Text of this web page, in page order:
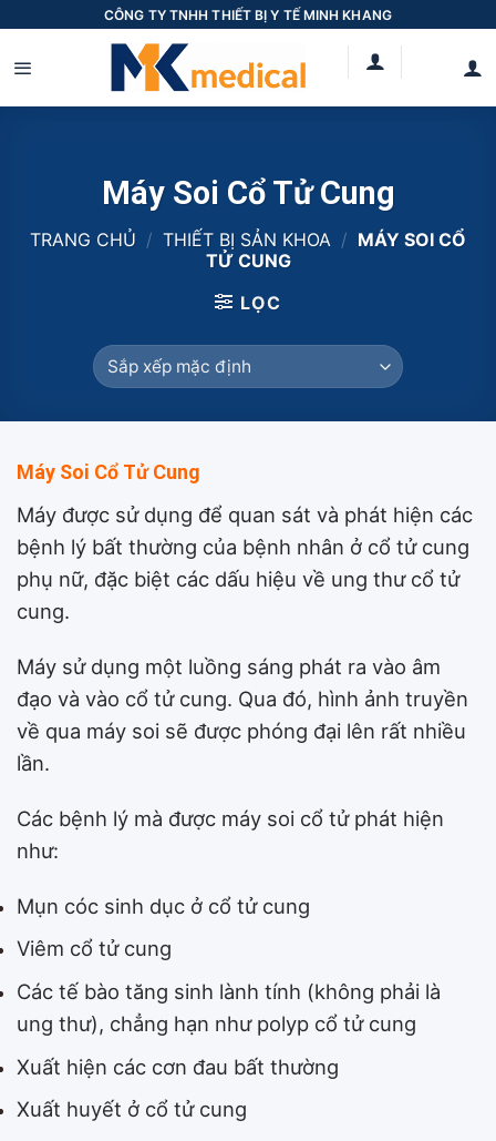
content
CÔNG TY TNHH THIẾT BỊ Y TẾ MINH KHANG
Máy Soi Cổ Tử Cung
TRANG CHỦ / THIẾT BỊ SẢN KHOA / MÁY SOI CỔ
TỬ CUNG
LỌC
Máy Soi Cổ Tử Cung
Máy được sử dụng để quan sát và phát hiện các
bệnh lý bất thường của bệnh nhân ở cổ tử cung
phụ nữ, đặc biệt các dấu hiệu về ung thư cổ tử
cung.
Máy sử dụng một luồng sáng phát ra vào âm
đạo và vào cổ tử cung. Qua đó, hình ảnh truyền
về qua máy soi sẽ được phóng đại lên rất nhiều
lần.
Các bệnh lý mà được máy soi cổ tử phát hiện
như:
Mụn cóc sinh dục ở cổ tử cung
Viêm cổ tử cung
Các tế bào tăng sinh lành tính (không phải là
ung thư), chẳng hạn như polyp cổ tử cung
Xuất hiện các cơn đau bất thường
Xuất huyết ở cổ tử cung